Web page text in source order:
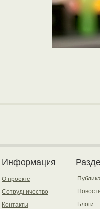
Информация
О проекте
Сотрудничество
Контакты
Новости
Блоги